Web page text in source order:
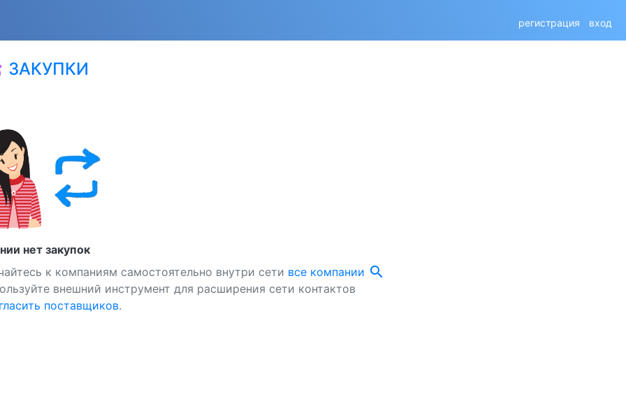
регистрация вход
ЗАКУПКИ
нет закупок
к компаниям самостоятельно внутри сети все компании search
внешний инструмент для расширения сети контактов
поставщиков.